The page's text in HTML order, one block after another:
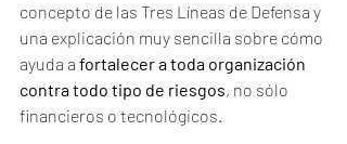
concepto de las Tres Líneas de Defensa y
una explicación muy sencilla sobre cómo
ayuda a fortalecer a toda organización
contra todo tipo de riesgos, no sólo
financieros o tecnológicos.